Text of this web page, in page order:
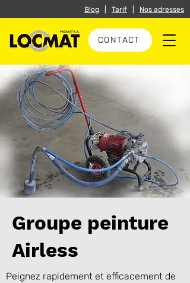
CONTACT
Blog Tarif Nos adresses
Groupe peinture
Airless
Peignez rapidement et efficacement de